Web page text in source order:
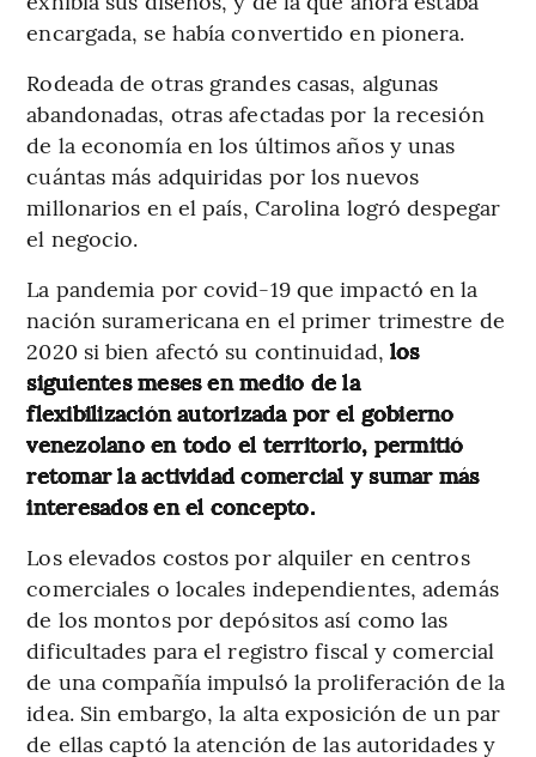
encargada, se había convertido en pionera.
Rodeada de otras grandes casas, algunas
abandonadas, otras afectadas por la recesión
de la economía en los últimos años y unas
cuántas más adquiridas por los nuevos
millonarios en el país, Carolina logró despegar
el negocio.
La pandemia por covid-19 que impactó en la
nación suramericana en el primer trimestre de
2020 si bien afectó su continuidad, los
siguientes meses en medio de la
flexibilización autorizada por el gobierno
venezolano en todo el territorio, permitió
retomar la actividad comercial y sumar más
interesados en el concepto.
Los elevados costos por alquiler en centros
comerciales o locales independientes, además
de los montos por depósitos así como las
dificultades para el registro fiscal y comercial
de una compañía impulsó la proliferación de la
idea. Sin embargo, la alta exposición de un par
de ellas captó la atención de las autoridades y